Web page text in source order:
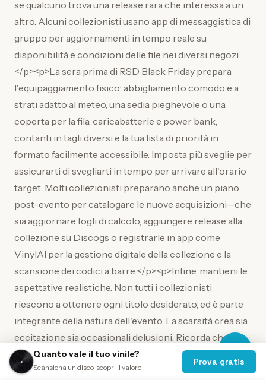
se qualcuno trova una release rara che interessa a un
altro. Alcuni collezionisti usano app di messaggistica di
gruppo per aggiornamenti in tempo reale su
disponibilità e condizioni delle file nei diversi negozi.
</p><p>La sera prima di RSD Black Friday prepara
l'equipaggiamento fisico: abbigliamento comodo e a
strati adatto al meteo, una sedia pieghevole o una
coperta per la fila, caricabatterie e power bank,
contanti in tagli diversi e la tua lista di priorità in
formato facilmente accessibile. Imposta più sveglie per
assicurarti di svegliarti in tempo per arrivare all'orario
target. Molti collezionisti preparano anche un piano
post-evento per catalogare le nuove acquisizioni—che
sia aggiornare fogli di calcolo, aggiungere release alla
collezione su Discogs o registrarle in app come
VinylAI per la gestione digitale della collezione e la
scansione dei codici a barre.</p><p>Infine, mantieni le
aspettative realistiche. Non tutti i collezionisti
riescono a ottenere ogni titolo desiderato, ed è parte
integrante della natura dell'evento. La scarsità crea sia
eccitazione sia occasionali delusioni. Ricorda che
molte uscite RSD diventano disponibili sul mercato
secondario e che l'esperienza di partecipare alla
Quanto vale il tuo vinile?
Scansiona un disco, scopri il valore
Prova gratis